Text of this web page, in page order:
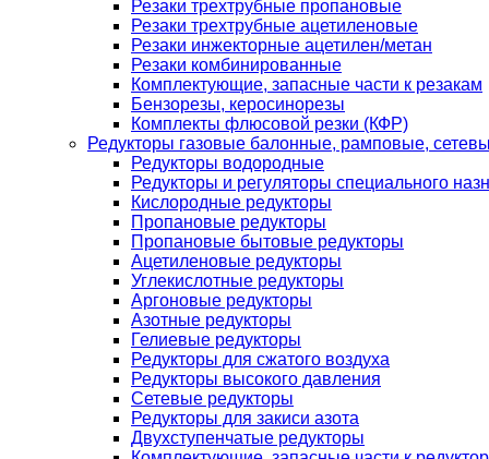
Резаки трехтрубные пропановые
Резаки трехтрубные ацетиленовые
Резаки инжекторные ацетилен/метан
Резаки комбинированные
Комплектующие, запасные части к резакам
Бензорезы, керосинорезы
Комплекты флюсовой резки (КФР)
Редукторы газовые балонные, рамповые,
Редукторы водородные
Редукторы и регуляторы специального
Кислородные редукторы
Пропановые редукторы
Пропановые бытовые редукторы
Ацетиленовые редукторы
Углекислотные редукторы
Аргоновые редукторы
Азотные редукторы
Гелиевые редукторы
Редукторы для сжатого воздуха
Редукторы высокого давления
Сетевые редукторы
Редукторы для закиси азота
Двухступенчатые редукторы